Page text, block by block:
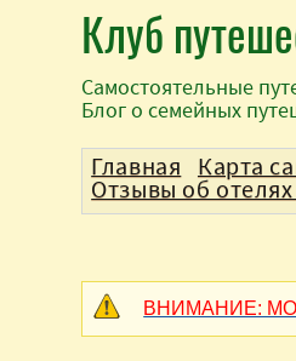
Клуб
Самостоятельные
Блог о семейных
ВНИМАНИЕ:
Главная Карта
Отзывы об